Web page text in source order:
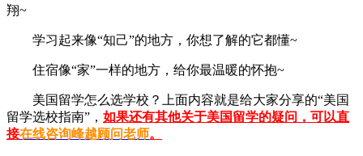
翔~
学习起来像“知己”的地方，你想了解的它都懂~
住宿像“家”一样的地方，给你最温暖的怀抱~
美国留学怎么选学校？上面内容就是给大家分享的“美国
留学选校指南”， 如果还有其他关于美国留学的疑问，可以直
接在线咨询峰越顾问老师。